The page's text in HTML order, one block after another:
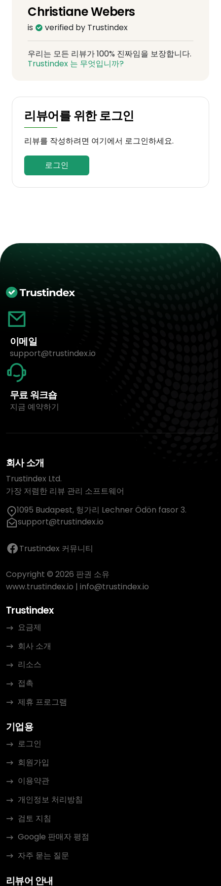
Christiane Webers
is verified by Trustindex
우리는 모든 리뷰가 100% 진짜임을 보장합니다.
Trustindex 는 무엇입니까?
리뷰어를 위한 로그인
리뷰를 작성하려면 여기에서 로그인하세요.
로그인
이메일
support@trustindex.io
무료 워크숍
지금 예약하기
회사 소개
Trustindex Ltd.
가장 저렴한 리뷰 관리 소프트웨어
1095 Budapest, 헝가리 Lechner Ödön fasor 3.
support@trustindex.io
Trustindex 커뮤니티
Copyright © 2026 판권 소유
www.trustindex.io | info@trustindex.io
Trustindex
요금제
회사 소개
리소스
접촉
제휴 프로그램
기업용
로그인
회원가입
이용약관
개인정보 처리방침
검토 지침
Google 판매자 평점
자주 묻는 질문
리뷰어 안내